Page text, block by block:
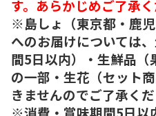
す。あらかじめご了承く
※島しょ（東京都・鹿
へのお届けについては
間5日以内）・生鮮品（
の一部・生花（セット
きませんのでご了承くだ
※消費・賞味期間5日以